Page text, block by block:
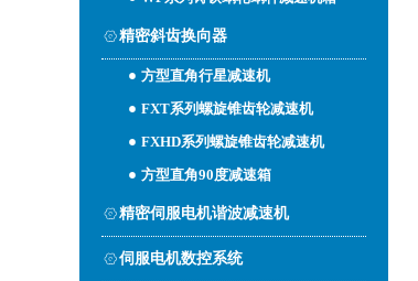
精密斜齿换向器
方型直角行星减速机
FXT系列螺旋锥齿轮减速机
FXHD系列螺旋锥齿轮减速机
方型直角90度减速箱
精密伺服电机谐波减速机
伺服电机数控系统